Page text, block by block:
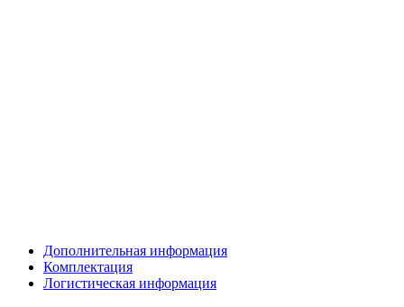
Дополнительная информация
Комплектация
Логистическая информация